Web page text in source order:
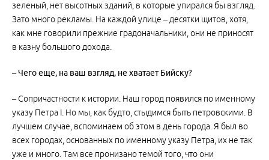
зеленый, нет высотных зданий, в которые упирался бы взгляд.
Зато много рекламы. На каждой улице – десятки щитов, хотя,
как мне говорили прежние градоначальники, они не приносят
в казну большого дохода.
– Чего еще, на ваш взгляд, не хватает Бийску?
– Сопричастности к истории. Наш город появился по именному
указу Петра I. Но мы, как будто, стыдимся быть петровскими. В
лучшем случае, вспоминаем об этом в день города. Я был во
всех городах, основанных по именному указу Петра, их не так
уже и много. Там все пронизано темой того, что они